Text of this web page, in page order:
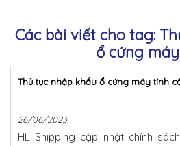
Các bài viết cho tag:
ổ cứng
Thủ tục nhập khẩu ổ cứng máy tính
26/06/2023
HL Shipping cập nhật chính